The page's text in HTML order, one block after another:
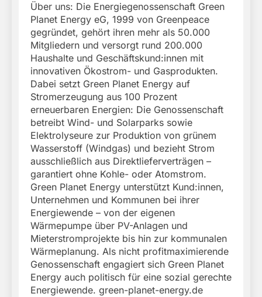
Über uns: Die Energiegenossenschaft Green
Planet Energy eG, 1999 von Greenpeace
gegründet, gehört ihren mehr als 50.000
Mitgliedern und versorgt rund 200.000
Haushalte und Geschäftskund:innen mit
innovativen Ökostrom- und Gasprodukten.
Dabei setzt Green Planet Energy auf
Stromerzeugung aus 100 Prozent
erneuerbaren Energien: Die Genossenschaft
betreibt Wind- und Solarparks sowie
Elektrolyseure zur Produktion von grünem
Wasserstoff (Windgas) und bezieht Strom
ausschließlich aus Direktlieferverträgen –
garantiert ohne Kohle- oder Atomstrom.
Green Planet Energy unterstützt Kund:innen,
Unternehmen und Kommunen bei ihrer
Energiewende – von der eigenen
Wärmepumpe über PV-Anlagen und
Mieterstromprojekte bis hin zur kommunalen
Wärmeplanung. Als nicht profitmaximierende
Genossenschaft engagiert sich Green Planet
Energy auch politisch für eine sozial gerechte
Energiewende. green-planet-energy.de